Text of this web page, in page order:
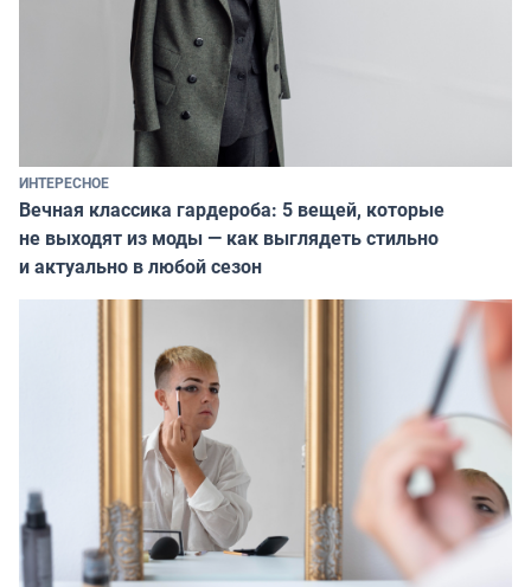
ИНТЕРЕСНОЕ
Вечная классика гардероба: 5 вещей, которые
не выходят из моды — как выглядеть стильно
и актуально в любой сезон